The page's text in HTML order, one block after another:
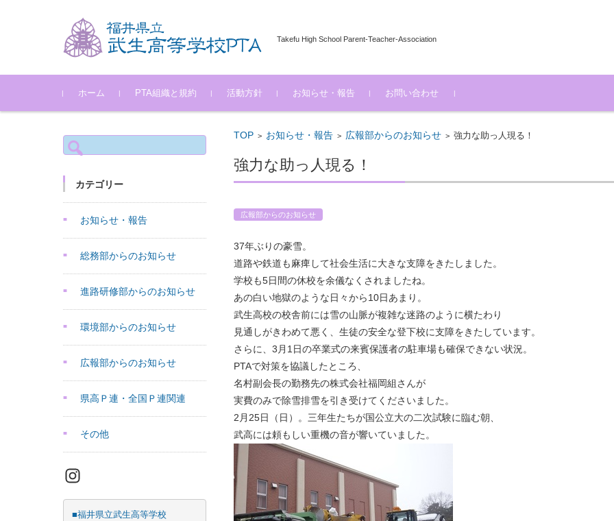
Takefu High School Parent-Teacher-Association
コンテンツに移動
ホーム PTA組織と規約 活動方針 お知らせ・報告 お問い合わせ
TOP> お知らせ・報告> 広報部からのお知らせ> 強力な助っ人現る！
強力な助っ人現る！
広報部からのお知らせ
37年ぶりの豪雪。
道路や鉄道も麻痺して社会生活に大きな支障をきたしました。
学校も5日間の休校を余儀なくされましたね。
あの白い地獄のような日々から10日あまり。
武生高校の校舎前には雪の山脈が複雑な迷路のように横たわり
見通しがきわめて悪く、生徒の安全な登下校に支障をきたしています。
さらに、3月1日の卒業式の来賓保護者の駐車場も確保できない状況。
PTAで対策を協議したところ、
名村副会長の勤務先の株式会社福岡組さんが
実費のみで除雪排雪を引き受けてくださいました。
2月25日（日）。三年生たちが国公立大の二次試験に臨む朝、
武高には頼もしい重機の音が響いていました。
検
索:
カテゴリー
お知らせ・報告
総務部からのお知らせ
進路研修部からのお知らせ
環境部からのお知らせ
広報部からのお知らせ
県高Ｐ連・全国Ｐ連関連
その他
Instagram
■福井県立武生高等学校